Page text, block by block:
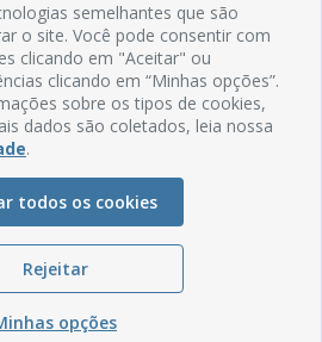
2246
Sexta, das 08h às 13h
do Site
frequentes
Navegação
semelhantes que são
o site. Você pode consentir com
clicando em "Aceitar" ou
clicando em “Minhas opções”.
sobre os tipos de cookies,
dados são coletados, leia nossa
.
todos os cookies
Rejeitar
opções